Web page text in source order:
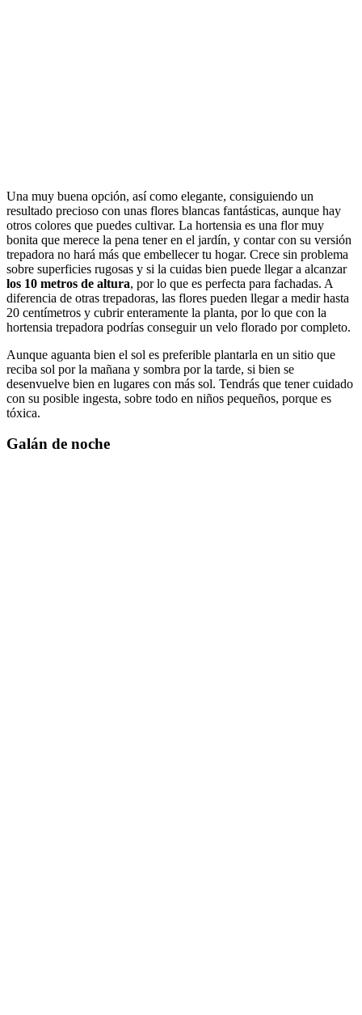
Una muy buena opción, así como elegante, consiguiendo un
resultado precioso con unas flores blancas fantásticas, aunque hay
otros colores que puedes cultivar. La hortensia es una flor muy
bonita que merece la pena tener en el jardín, y contar con su versión
trepadora no hará más que embellecer tu hogar. Crece sin problema
sobre superficies rugosas y si la cuidas bien puede llegar a alcanzar
los 10 metros de altura, por lo que es perfecta para fachadas. A
diferencia de otras trepadoras, las flores pueden llegar a medir hasta
20 centímetros y cubrir enteramente la planta, por lo que con la
hortensia trepadora podrías conseguir un velo florado por completo.
Aunque aguanta bien el sol es preferible plantarla en un sitio que
reciba sol por la mañana y sombra por la tarde, si bien se
desenvuelve bien en lugares con más sol. Tendrás que tener cuidado
con su posible ingesta, sobre todo en niños pequeños, porque es
tóxica.
Galán de noche